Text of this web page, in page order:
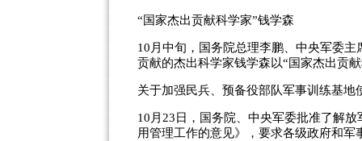
“国家杰出贡献科学家”钱学森
10月中旬，国务院总理李鹏、中央军委
贡献的杰出科学家钱学森以“国家杰出贡
关于加强民兵、预备役部队军事训练基地
10月23日，国务院、中央军委批准了解
用管理工作的意见》，要求各级政府和